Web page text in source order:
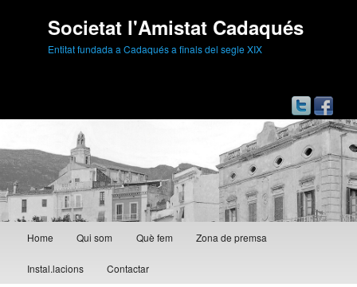
Societat l'Amistat Cadaqués
Entitat fundada a Cadaqués a finals del segle XIX
Aneu al contingut principal
Aneu al contingut secundari
Home Qui som Què fem Zona de premsa
Instal.lacions Contactar